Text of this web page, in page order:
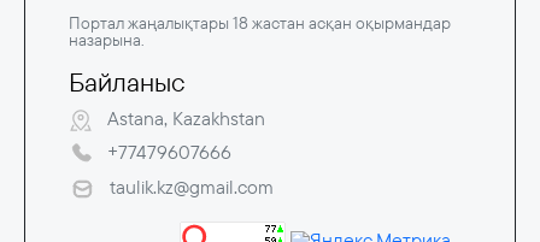
Портал жаңалықтары 18 жастан асқан оқырмандар
назарына.
Байланыс
Astana, Kazakhstan
+77479607666
taulik.kz@gmail.com